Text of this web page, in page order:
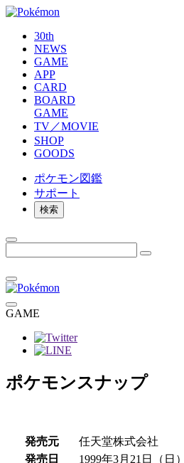
30th
NEWS
GAME
APP
CARD
BOARD
GAME
TV／MOVIE
SHOP
GOODS
ポケモン図鑑
サポート
検索
GAME
ポケモンスナップ
発売元
任天堂株式会社
発売日
1999年3月21日（日）